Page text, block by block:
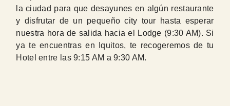
la ciudad para que desayunes en algún restaurante
y disfrutar de un pequeño city tour hasta esperar
nuestra hora de salida hacia el Lodge (9:30 AM). Si
ya te encuentras en Iquitos, te recogeremos de tu
Hotel entre las 9:15 AM a 9:30 AM.